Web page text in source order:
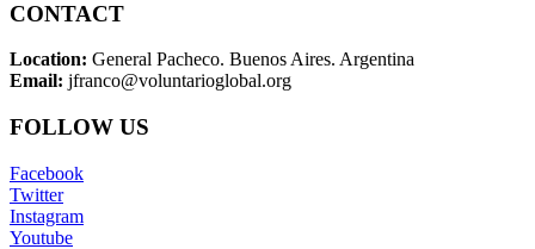
CONTACT
Location: General Pacheco. Buenos Aires. Argentina
Email: jfranco@voluntarioglobal.org
FOLLOW US
Facebook
Twitter
Instagram
Youtube